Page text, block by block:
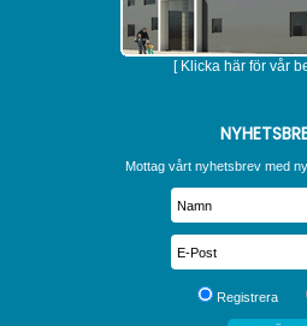
[ Klicka här för vår
Mottag vårt nyhetsbrev med
Registrera